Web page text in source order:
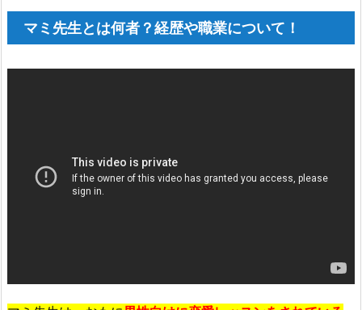
ミ
先
と
歴
マミ先生とは何者？経歴や職業について！